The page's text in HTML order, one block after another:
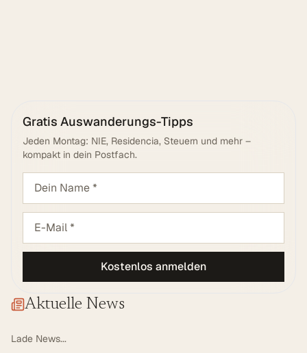
Gratis Auswanderungs-Tipps
Jeden Montag: NIE, Residencia, Steuern und mehr –
kompakt in dein Postfach.
Kostenlos anmelden
Aktuelle News
Lade News...